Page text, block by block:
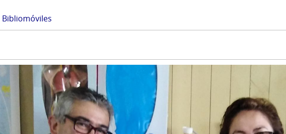
Bibliomóviles